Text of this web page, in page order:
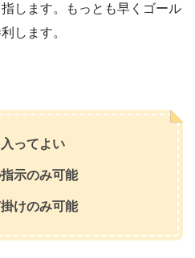
します。もっとも早くゴール
します。
ってよい
示のみ可能
けのみ可能